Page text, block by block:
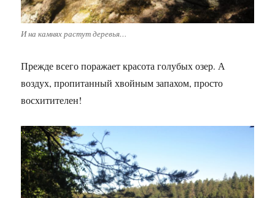
И на камнях растут деревья…
Прежде всего поражает красота голубых озер. А
воздух, пропитанный хвойным запахом, просто
восхитителен!